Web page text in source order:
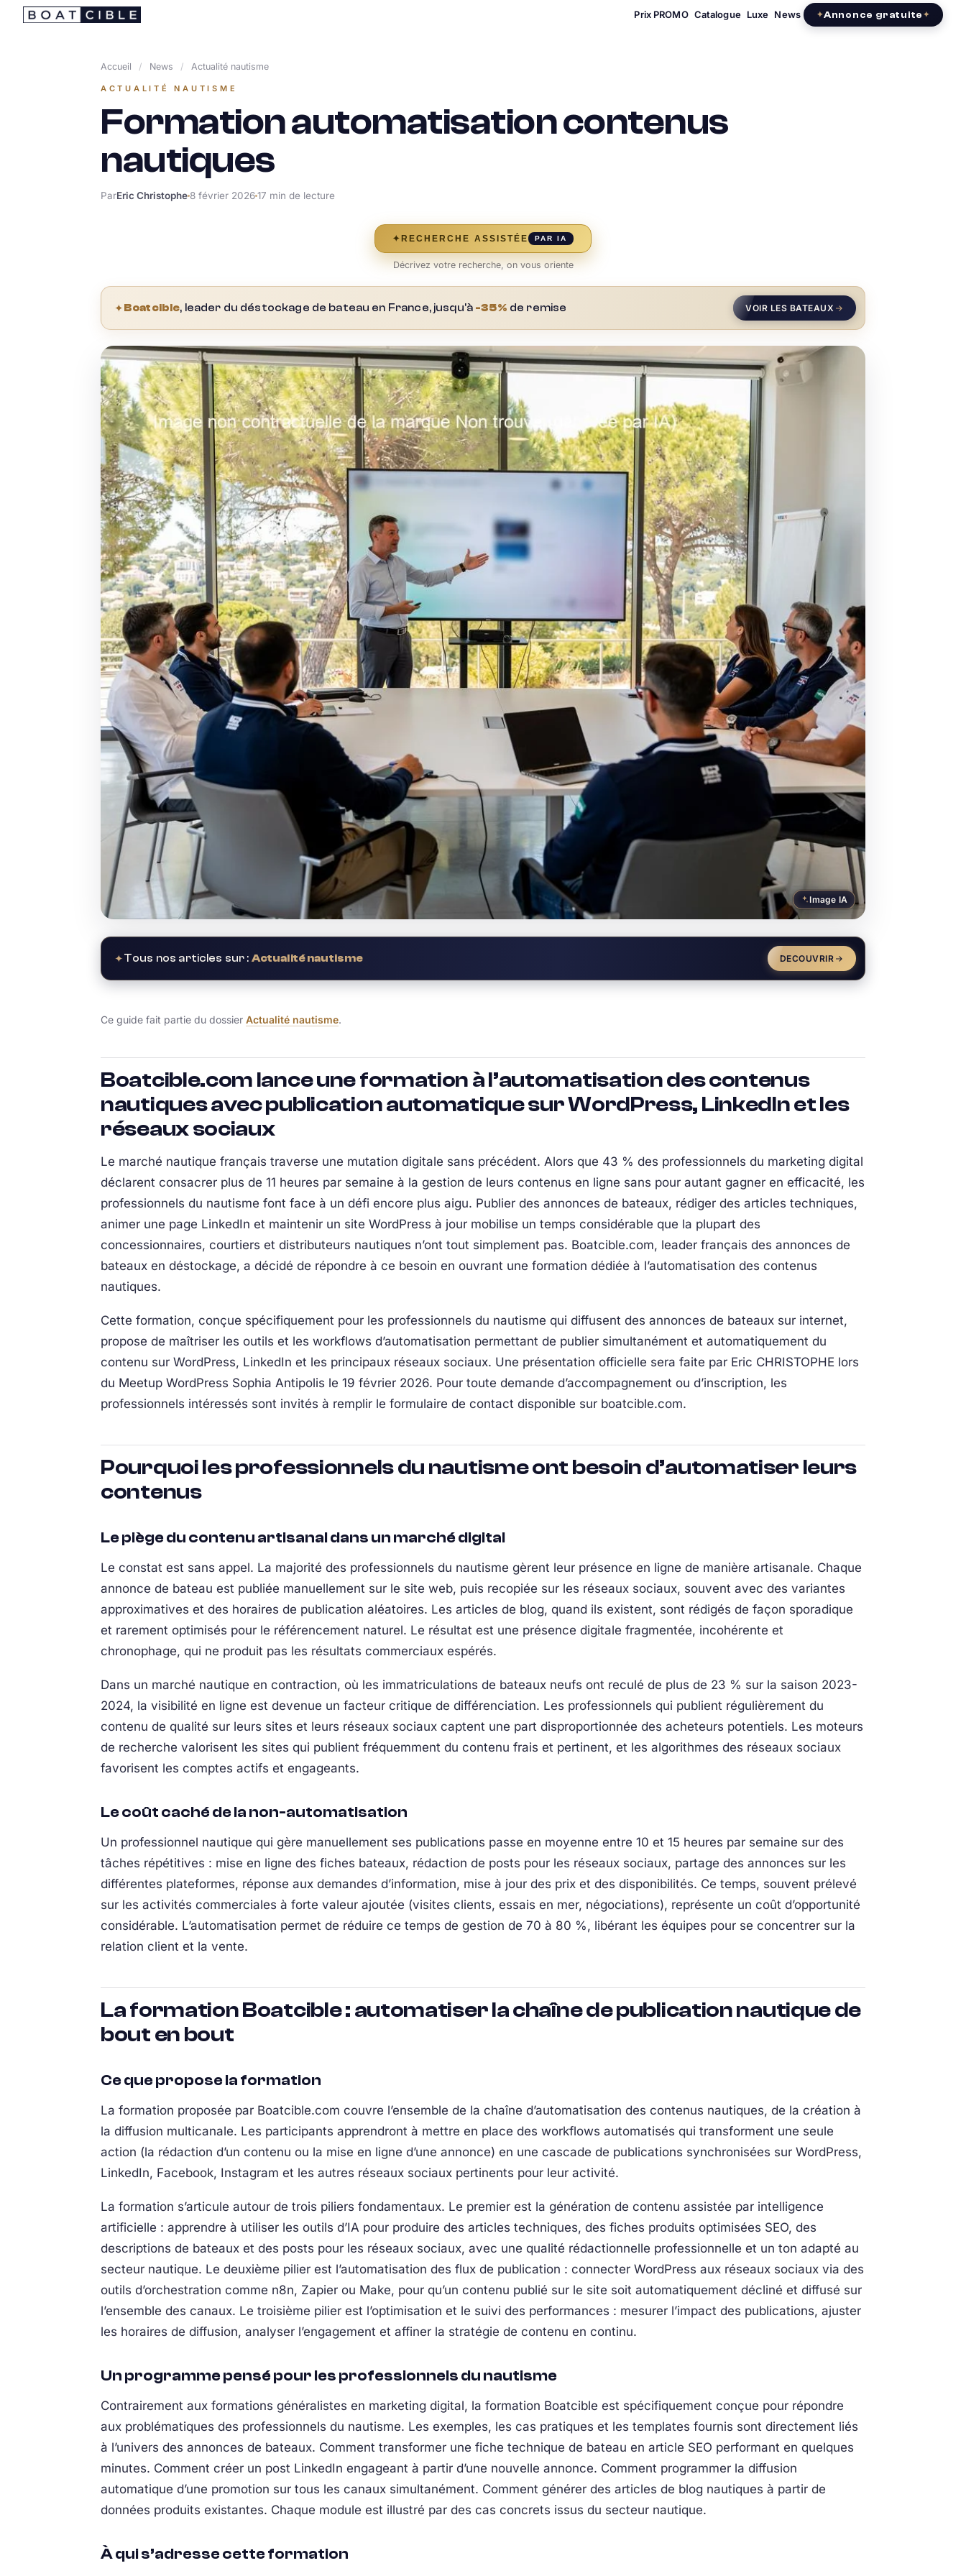
Passer
Prix PROMO Catalogue Luxe News Annonce gratuite
Accueil / News / Actualité nautisme
ACTUALITÉ NAUTISME
Formation automatisation contenus
nautiques
ParEric Christophe 8 février 202617 min de lecture
✦ RECHERCHE ASSISTÉE PAR IA
Décrivez votre recherche, on vous oriente
✦Boatcible, leader du déstockage de bateau en France, jusqu'à -35% de remise VOIR LES BATEAUX
Image IA
✦Tous nos articles sur : Actualité nautisme DECOUVRIR
Ce guide fait partie du dossier Actualité nautisme.
Boatcible.com lance une formation à l’automatisation des contenus
nautiques avec publication automatique sur WordPress, LinkedIn et les
réseaux sociaux
Le marché nautique français traverse une mutation digitale sans précédent. Alors que 43 % des professionnels du marketing digital
déclarent consacrer plus de 11 heures par semaine à la gestion de leurs contenus en ligne sans pour autant gagner en efficacité, les
professionnels du nautisme font face à un défi encore plus aigu. Publier des annonces de bateaux, rédiger des articles techniques,
animer une page LinkedIn et maintenir un site WordPress à jour mobilise un temps considérable que la plupart des
concessionnaires, courtiers et distributeurs nautiques n’ont tout simplement pas. Boatcible.com, leader français des annonces de
bateaux en déstockage, a décidé de répondre à ce besoin en ouvrant une formation dédiée à l’automatisation des contenus
nautiques.
Cette formation, conçue spécifiquement pour les professionnels du nautisme qui diffusent des annonces de bateaux sur internet,
propose de maîtriser les outils et les workflows d’automatisation permettant de publier simultanément et automatiquement du
contenu sur WordPress, LinkedIn et les principaux réseaux sociaux. Une présentation officielle sera faite par Eric CHRISTOPHE lors
du Meetup WordPress Sophia Antipolis le 19 février 2026. Pour toute demande d’accompagnement ou d’inscription, les
professionnels intéressés sont invités à remplir le formulaire de contact disponible sur boatcible.com.
Pourquoi les professionnels du nautisme ont besoin d’automatiser leurs
contenus
Le piège du contenu artisanal dans un marché digital
Le constat est sans appel. La majorité des professionnels du nautisme gèrent leur présence en ligne de manière artisanale. Chaque
annonce de bateau est publiée manuellement sur le site web, puis recopiée sur les réseaux sociaux, souvent avec des variantes
approximatives et des horaires de publication aléatoires. Les articles de blog, quand ils existent, sont rédigés de façon sporadique
et rarement optimisés pour le référencement naturel. Le résultat est une présence digitale fragmentée, incohérente et
chronophage, qui ne produit pas les résultats commerciaux espérés.
Dans un marché nautique en contraction, où les immatriculations de bateaux neufs ont reculé de plus de 23 % sur la saison 2023-
2024, la visibilité en ligne est devenue un facteur critique de différenciation. Les professionnels qui publient régulièrement du
contenu de qualité sur leurs sites et leurs réseaux sociaux captent une part disproportionnée des acheteurs potentiels. Les moteurs
de recherche valorisent les sites qui publient fréquemment du contenu frais et pertinent, et les algorithmes des réseaux sociaux
favorisent les comptes actifs et engageants.
Le coût caché de la non-automatisation
Un professionnel nautique qui gère manuellement ses publications passe en moyenne entre 10 et 15 heures par semaine sur des
tâches répétitives : mise en ligne des fiches bateaux, rédaction de posts pour les réseaux sociaux, partage des annonces sur les
différentes plateformes, réponse aux demandes d’information, mise à jour des prix et des disponibilités. Ce temps, souvent prélevé
sur les activités commerciales à forte valeur ajoutée (visites clients, essais en mer, négociations), représente un coût d’opportunité
considérable. L’automatisation permet de réduire ce temps de gestion de 70 à 80 %, libérant les équipes pour se concentrer sur la
relation client et la vente.
La formation Boatcible : automatiser la chaîne de publication nautique de
bout en bout
Ce que propose la formation
La formation proposée par Boatcible.com couvre l’ensemble de la chaîne d’automatisation des contenus nautiques, de la création à
la diffusion multicanale. Les participants apprendront à mettre en place des workflows automatisés qui transforment une seule
action (la rédaction d’un contenu ou la mise en ligne d’une annonce) en une cascade de publications synchronisées sur WordPress,
LinkedIn, Facebook, Instagram et les autres réseaux sociaux pertinents pour leur activité.
La formation s’articule autour de trois piliers fondamentaux. Le premier est la génération de contenu assistée par intelligence
artificielle : apprendre à utiliser les outils d’IA pour produire des articles techniques, des fiches produits optimisées SEO, des
descriptions de bateaux et des posts pour les réseaux sociaux, avec une qualité rédactionnelle professionnelle et un ton adapté au
secteur nautique. Le deuxième pilier est l’automatisation des flux de publication : connecter WordPress aux réseaux sociaux via des
outils d’orchestration comme n8n, Zapier ou Make, pour qu’un contenu publié sur le site soit automatiquement décliné et diffusé sur
l’ensemble des canaux. Le troisième pilier est l’optimisation et le suivi des performances : mesurer l’impact des publications, ajuster
les horaires de diffusion, analyser l’engagement et affiner la stratégie de contenu en continu.
Un programme pensé pour les professionnels du nautisme
Contrairement aux formations généralistes en marketing digital, la formation Boatcible est spécifiquement conçue pour répondre
aux problématiques des professionnels du nautisme. Les exemples, les cas pratiques et les templates fournis sont directement liés
à l’univers des annonces de bateaux. Comment transformer une fiche technique de bateau en article SEO performant en quelques
minutes. Comment créer un post LinkedIn engageant à partir d’une nouvelle annonce. Comment programmer la diffusion
automatique d’une promotion sur tous les canaux simultanément. Comment générer des articles de blog nautiques à partir de
données produits existantes. Chaque module est illustré par des cas concrets issus du secteur nautique.
À qui s’adresse cette formation